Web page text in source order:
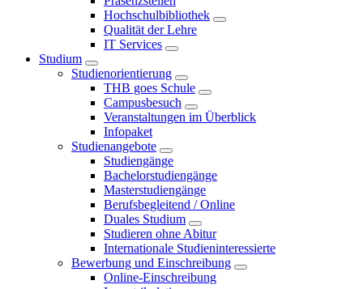
Hochschulbibliothek
Qualität der Lehre
IT Services
Studium
Studienorientierung
THB goes Schule
Campusbesuch
Veranstaltungen im Überblick
Infopaket
Studienangebote
Studiengänge
Bachelorstudiengänge
Masterstudiengänge
Berufsbegleitend / Online
Duales Studium
Studieren ohne Abitur
Internationale Studieninteressierte
Bewerbung und Einschreibung
Online-Einschreibung